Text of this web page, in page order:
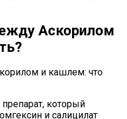
Аскорилом
который
и салицилат